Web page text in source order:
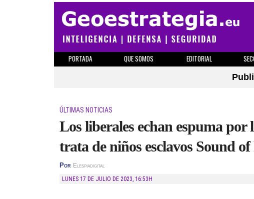
PORTADA QUE SOMOS EDITORIAL
ÚLTIMAS NOTICIAS
Los liberales echan espuma por
trata de niños esclavos Sound
Por Elespiadigital
LUNES 17 DE JULIO DE 2023, 16:53H